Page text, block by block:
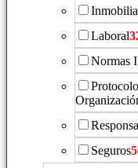
Laboral
Normas
Seguros